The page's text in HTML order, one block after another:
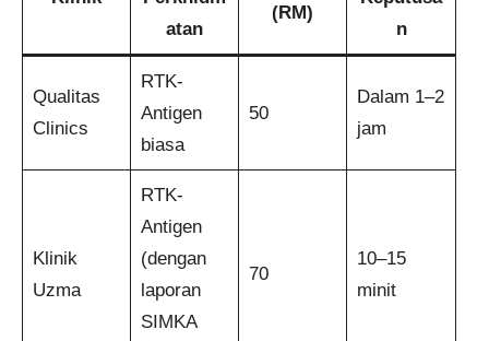
atan
(RM)
n
Qualitas
Clinics
RTK-
Antigen
biasa
50
Dalam 1–2
jam
Klinik
Uzma
RTK-
Antigen
(dengan
laporan
SIMKA
70
10–15
minit